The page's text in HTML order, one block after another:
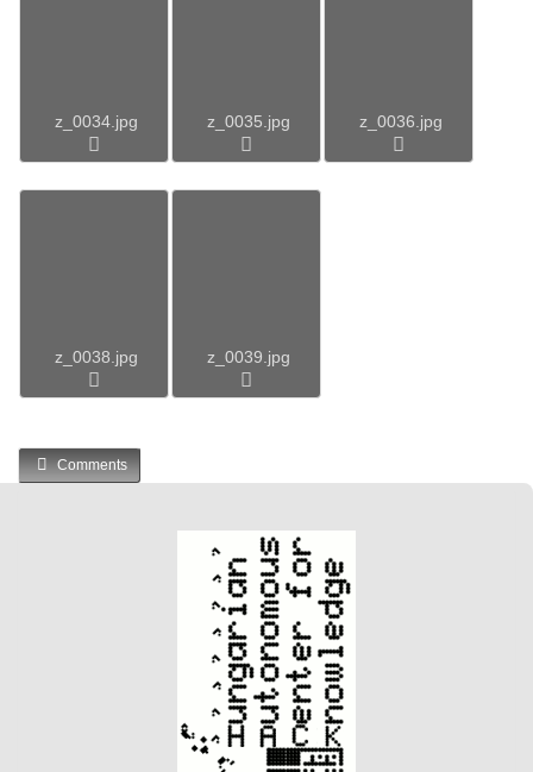
z_0034.jpg z_0035.jpg z_0036.jpg
z_0038.jpg z_0039.jpg
Comments